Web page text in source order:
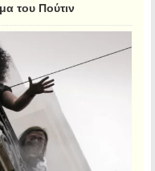
του Πούτιν